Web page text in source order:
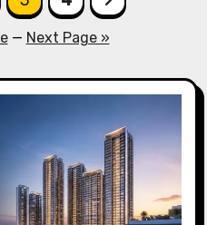
— Next Page »